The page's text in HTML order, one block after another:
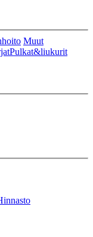
Muut
Pulkat&liukurit